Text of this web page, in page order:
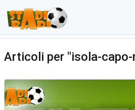
Articoli per "isola-